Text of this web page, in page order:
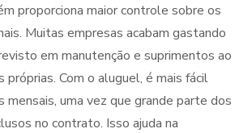
proporciona maior controle sobre os
Muitas empresas acabam gastando
em manutenção e suprimentos ao
próprias. Com o aluguel, é mais fácil
mensais, uma vez que grande parte dos
no contrato. Isso ajuda na